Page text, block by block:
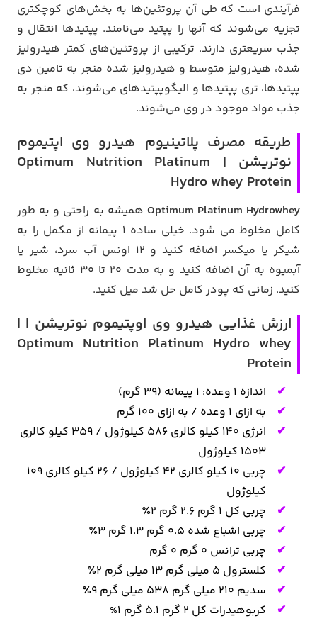
فرآیندی است که طی آن پروتئین‌ها به بخش‌های کوچکتری
تجزیه می‌شوند که آنها را پپتید می‌نامند. پپتیدها انتقال و
جذب سریعتری دارند. ترکیبی از پروتئین‌های کمتر هیدرولیز
شده، هیدرولیز متوسط و هیدرولیز شده منجر به تامین دی
پپتیدها، تری پپتیدها و الیگوپپتیدهای می‌شوند، که منجر به
جذب مواد موجود در وی می‌شوند.
طریقه مصرف پلاتینیوم هیدرو وی اپتیموم
نوتریشن | Optimum Nutrition Platinum
Hydro whey Protein
Optimum Platinum Hydrowhey همیشه به راحتی و به طور
کامل مخلوط می شود. خیلی ساده 1 پیمانه از مکمل را به
شیکر یا میکسر اضافه کنید و 12 اونس آب سرد، شیر یا
آبمیوه به آن اضافه کنید و به مدت 20 تا 30 ثانیه مخلوط
کنید. زمانی که پودر کامل حل شد میل کنید.
ارزش غذایی هیدرو وی اوپتیموم نوتریشن | |
Optimum Nutrition Platinum Hydro whey
Protein
اندازه 1 وعده: 1 پیمانه (39 گرم)
به ازای 1 وعده / به ازای 100 گرم
انرژی 140 کیلو کالری 586 کیلوژول / 359 کیلو کالری
1503 کیلوژول
چربی 10 کیلو کالری 42 کیلوژول / 26 کیلو کالری 109
کیلوژول
چربی کل 1 گرم 2.6 گرم 2٪
چربی اشباع شده 0.5 گرم 1.3 گرم 3٪
چربی ترانس 0 گرم 0 گرم
کلسترول 5 میلی گرم 13 میلی گرم 2٪
سدیم 210 میلی گرم 538 میلی گرم 9٪
کربوهیدرات کل 2 گرم 5.1 گرم 1%